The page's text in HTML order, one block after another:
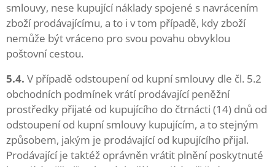
smlouvy, nese kupující náklady spojené s navrácením
zboží prodávajícímu, a to i v tom případě, kdy zboží
nemůže být vráceno pro svou povahu obvyklou
poštovní cestou.
5.4. V případě odstoupení od kupní smlouvy dle čl. 5.2
obchodních podmínek vrátí prodávající peněžní
prostředky přijaté od kupujícího do čtrnácti (14) dnů od
odstoupení od kupní smlouvy kupujícím, a to stejným
způsobem, jakým je prodávající od kupujícího přijal.
Prodávající je taktéž oprávněn vrátit plnění poskytnuté